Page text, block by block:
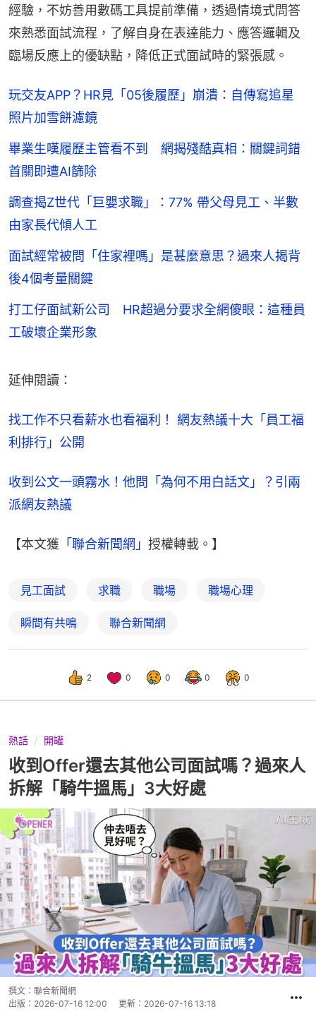
經驗，不妨善用數碼工具提前準備，透過情境式問答
來熟悉面試流程，了解自身在表達能力、應答邏輯及
臨場反應上的優缺點，降低正式面試時的緊張感。
玩交友APP？HR見「05後履歷」崩潰：自傳寫追星
照片加雪餅濾鏡
畢業生嘆履歷主管看不到 網揭殘酷真相：關鍵詞錯
首關即遭AI篩除
調查揭Z世代「巨嬰求職」：77% 帶父母見工、半數
由家長代傾人工
面試經常被問「住家裡嗎」是甚麼意思？過來人揭背
後4個考量關鍵
打工仔面試新公司 HR超過分要求全網傻眼：這種員
工破壞企業形象
延伸閱讀：
找工作不只看薪水也看福利！ 網友熱議十大「員工福
利排行」公開
收到公文一頭霧水！他問「為何不用白話文」？引兩
派網友熱議
【本文獲 「聯合新聞網」 授權轉載。】
見工面試 求職 職場 職場心理
瞬間有共鳴 聯合新聞網
2 0 0 0 0
熱話 開罐
收到Offer還去其他公司面試嗎？過來人
拆解「騎牛搵馬」3大好處
撰文： 聯合新聞網
出版： 2026-07-16 12:00 更新： 2026-07-16 13:18